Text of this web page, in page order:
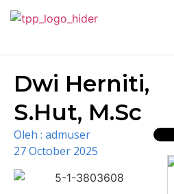
Dwi Herniti,
S.Hut, M.Sc
Oleh : admuser
27 October 2025